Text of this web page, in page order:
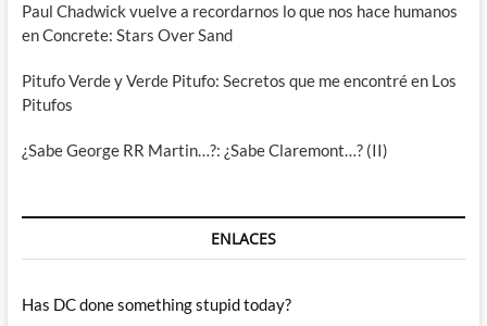
Paul Chadwick vuelve a recordarnos lo que nos hace humanos
en Concrete: Stars Over Sand
Pitufo Verde y Verde Pitufo: Secretos que me encontré en Los
Pitufos
¿Sabe George RR Martin…?: ¿Sabe Claremont…? (II)
ENLACES
Has DC done something stupid today?